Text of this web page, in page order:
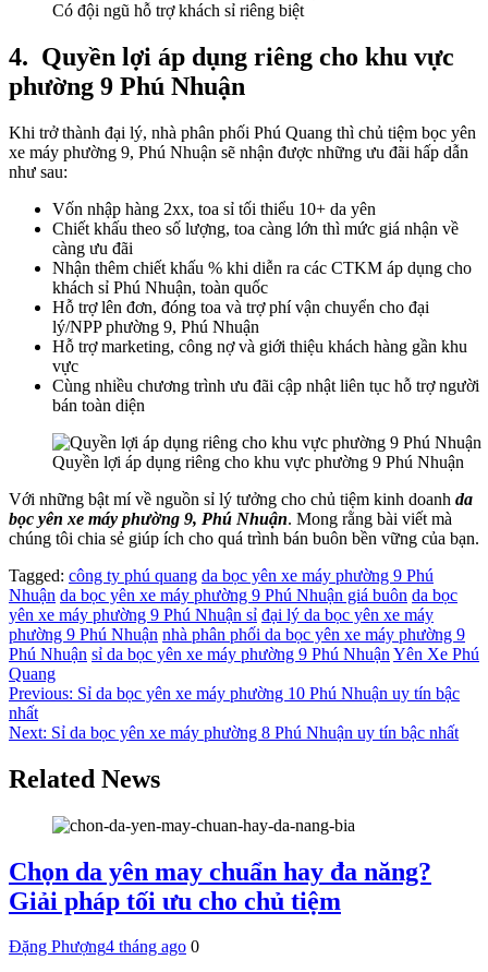
Có đội ngũ hỗ trợ khách sỉ riêng biệt
4. Quyền lợi áp dụng riêng cho khu vực
phường 9 Phú Nhuận
Khi trở thành đại lý, nhà phân phối Phú Quang thì chủ tiệm bọc yên
xe máy phường 9, Phú Nhuận sẽ nhận được những ưu đãi hấp dẫn
như sau:
Vốn nhập hàng 2xx, toa sỉ tối thiểu 10+ da yên
Chiết khấu theo số lượng, toa càng lớn thì mức giá nhận về
càng ưu đãi
Nhận thêm chiết khấu % khi diễn ra các CTKM áp dụng cho
khách sỉ Phú Nhuận, toàn quốc
Hỗ trợ lên đơn, đóng toa và trợ phí vận chuyển cho đại
lý/NPP phường 9, Phú Nhuận
Hỗ trợ marketing, công nợ và giới thiệu khách hàng gần khu
vực
Cùng nhiều chương trình ưu đãi cập nhật liên tục hỗ trợ người
bán toàn diện
Quyền lợi áp dụng riêng cho khu vực phường 9 Phú Nhuận
Với những bật mí về nguồn sỉ lý tưởng cho chủ tiệm kinh doanh da
bọc yên xe máy phường 9, Phú Nhuận. Mong rằng bài viết mà
chúng tôi chia sẻ giúp ích cho quá trình bán buôn bền vững của bạn.
Tagged: công ty phú quang da bọc yên xe máy phường 9 Phú
Nhuận da bọc yên xe máy phường 9 Phú Nhuận giá buôn da bọc
yên xe máy phường 9 Phú Nhuận sỉ đại lý da bọc yên xe máy
phường 9 Phú Nhuận nhà phân phối da bọc yên xe máy phường 9
Phú Nhuận sỉ da bọc yên xe máy phường 9 Phú Nhuận Yên Xe Phú
Quang
Điều
hướng
viết
Previous: Sỉ da bọc yên xe máy phường 10 Phú Nhuận uy tín bậc
nhất
Next: Sỉ da bọc yên xe máy phường 8 Phú Nhuận uy tín bậc nhất
Related News
Chọn da yên may chuẩn hay đa năng?
Giải pháp tối ưu cho chủ tiệm
Đặng Phượng4 tháng ago 0